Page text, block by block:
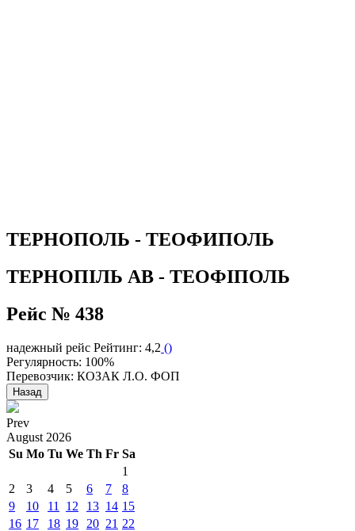
ТЕРНОПОЛЬ - ТЕОФИПОЛЬ
ТЕРНОПІЛЬ АВ - ТЕОФІПОЛЬ
Рейс № 438
надежный рейс Рейтинг: 4,2 ()
Регулярность: 100%
Перевозчик: КОЗАК Л.О. ФОП
Назад
Prev
August 2026
Su Mo Tu We Th Fr Sa
1
2
3 4 5 6 7
8
9
10 11 12 13 14 15
16 17 18 19 20 21 22